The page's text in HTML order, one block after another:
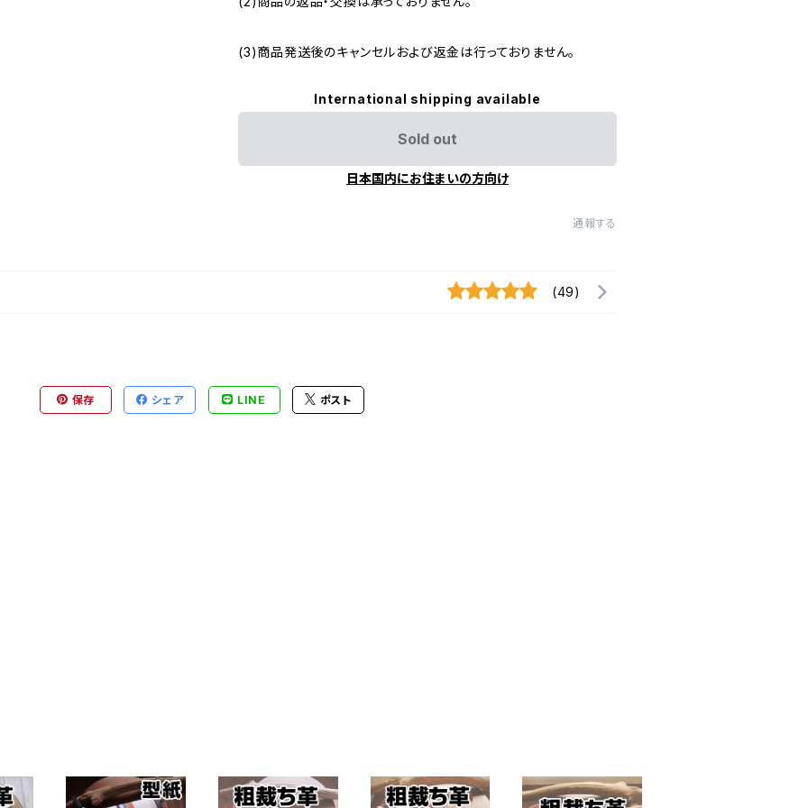
(3)商品発送後のキャンセルおよび返金は行っておりません。
International shipping available
Sold out
日本国内にお住まいの方向け
通報する
(49)
保存 シェア LINE ポスト